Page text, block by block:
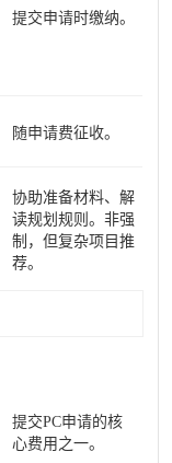
提交申请时缴纳。
随申请费征收。
协助准备材料、解
读规划规则。非强
制，但复杂项目推
荐。
提交PC申请的核
心费用之一。